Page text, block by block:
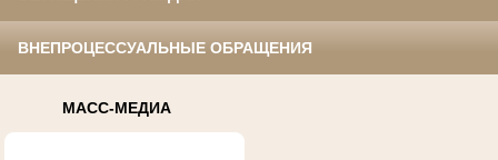
ВНЕПРОЦЕССУАЛЬНЫЕ ОБРАЩЕНИЯ
МАСС-МЕДИА